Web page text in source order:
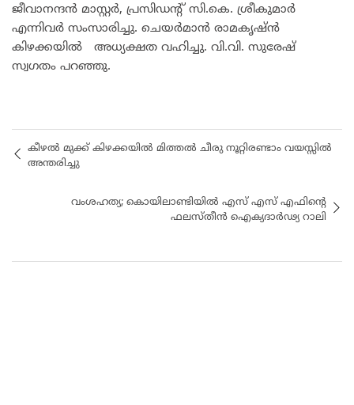
ജീവാനന്ദൻ മാസ്റ്റർ, പ്രസിഡൻ്റ് സി.കെ. ശ്രീകുമാർ
എന്നിവർ സംസാരിച്ചു. ചെയർമാൻ രാമകൃഷ്ൻ
കിഴക്കയിൽ അധ്യക്ഷത വഹിച്ചു. വി.വി. സുരേഷ്
സ്വഗതം പറഞ്ഞു.
കീഴൽ മുക്ക് കിഴക്കയിൽ മിത്തൽ ചീരു നൂറ്റിരണ്ടാം വയസ്സിൽ
അന്തരിച്ചു
വംശഹത്യ; കൊയിലാണ്ടിയിൽ എസ് എസ് എഫിന്റെ
ഫലസ്തീൻ ഐക്യദാർഢ്യ റാലി